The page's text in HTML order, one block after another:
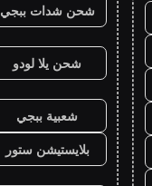
شحن شدات ببجي
شحن يلا لودو
شعبية ببجي
بلايستيشن ستور